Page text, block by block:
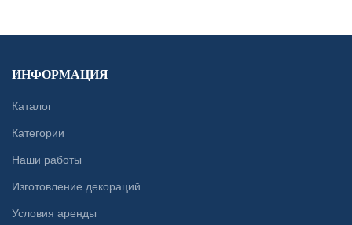
ИНФОРМАЦИЯ
Каталог
Категории
Наши работы
Изготовление декораций
Условия аренды